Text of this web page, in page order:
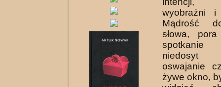
wyobraźni i
Mądrość
słowa,
spotkanie
niedosyt
oswajanie
żywe okno,